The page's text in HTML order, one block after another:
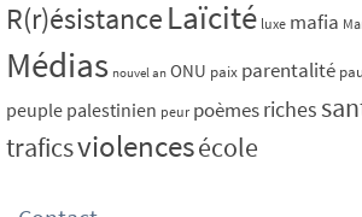
R(r)ésistanceLaïcité luxe mafia
Médias nouvel an ONU paix parentalité
peuple palestinien peur poèmesriches
traficsviolencesécole